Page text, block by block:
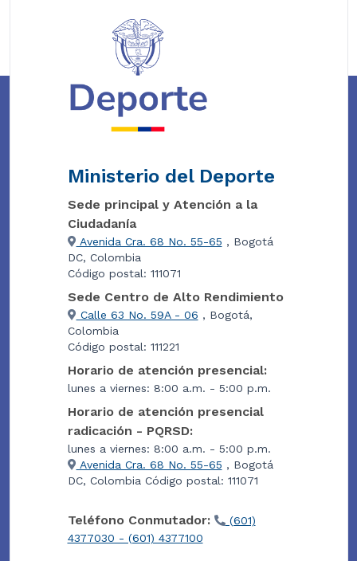
Ministerio del Deporte
Sede principal y Atención a la
Ciudadanía
Avenida Cra. 68 No. 55-65 , Bogotá
DC, Colombia
Código postal: 111071
Sede Centro de Alto Rendimiento
Calle 63 No. 59A - 06 , Bogotá,
Colombia
Código postal: 111221
Horario de atención presencial:
lunes a viernes: 8:00 a.m. - 5:00 p.m.
Horario de atención presencial
radicación - PQRSD:
lunes a viernes: 8:00 a.m. - 5:00 p.m.
Avenida Cra. 68 No. 55-65 , Bogotá
DC, Colombia Código postal: 111071
Teléfono Conmutador:
(601)
4377030 - (601) 4377100